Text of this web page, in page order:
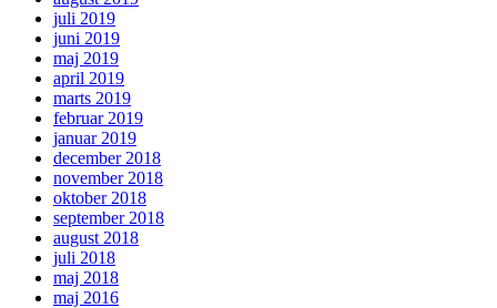
juli 2019
juni 2019
maj 2019
april 2019
marts 2019
februar 2019
januar 2019
december 2018
november 2018
oktober 2018
september 2018
august 2018
juli 2018
maj 2018
maj 2016